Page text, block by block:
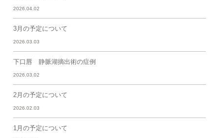
2026.04.02
3月の予定について
2026.03.03
下口唇 静脈湖摘出術の症例
2026.03.02
2月の予定について
2026.02.03
1月の予定について